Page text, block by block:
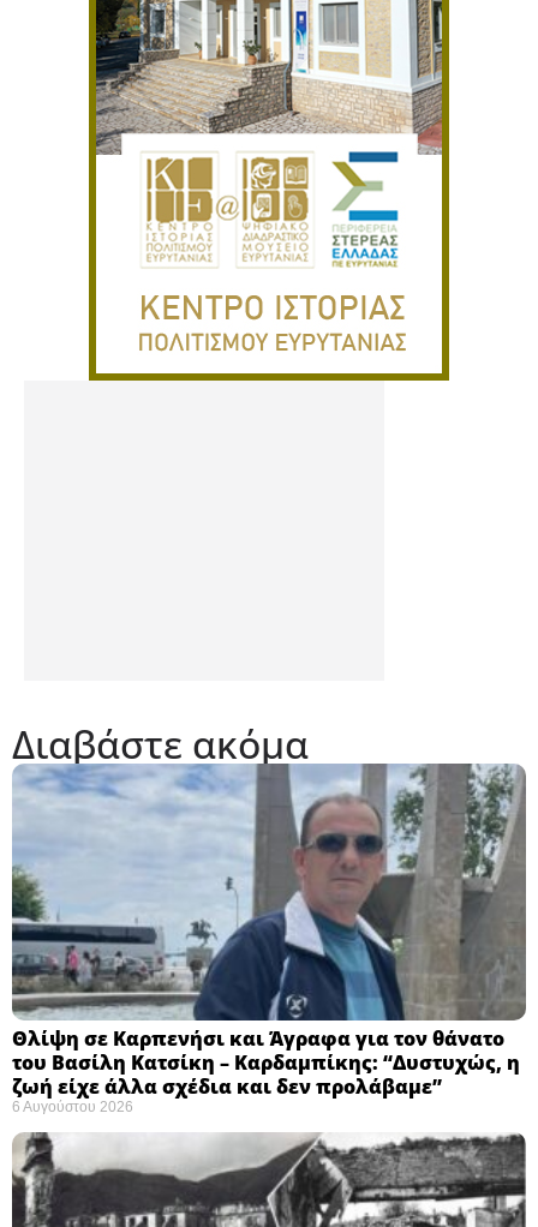
Διαβάστε ακόμα
Θλίψη σε Καρπενήσι και Άγραφα για τον θάνατο
του Βασίλη Κατσίκη – Καρδαμπίκης: “Δυστυχώς, η
ζωή είχε άλλα σχέδια και δεν προλάβαμε”
6 Αυγούστου 2026